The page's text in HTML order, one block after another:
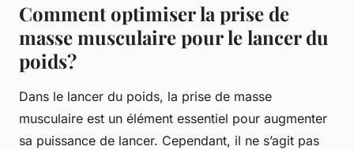
Comment optimiser la prise de
masse musculaire pour le lancer du
poids?
Dans le lancer du poids, la prise de masse
musculaire est un élément essentiel pour augmenter
sa puissance de lancer. Cependant, il ne s’agit pas